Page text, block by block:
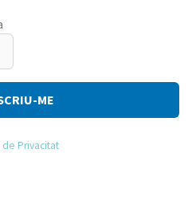
de Privacitat